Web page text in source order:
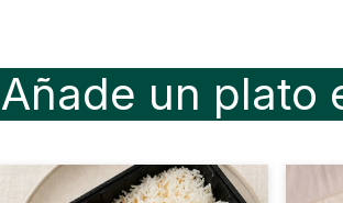
Añade un plato